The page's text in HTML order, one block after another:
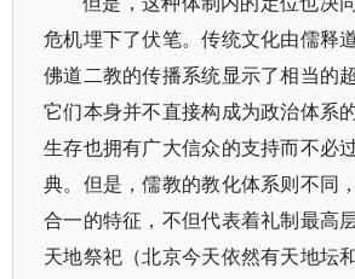
危机埋下了伏笔。传统文化由儒释
佛道二教的传播系统显示了相当的
它们本身并不直接构成为政治体系
生存也拥有广大信众的支持而不必
典。但是，儒教的教化体系则不同
合一的特征，不但代表着礼制最高
天地祭祀（北京今天依然有天地坛